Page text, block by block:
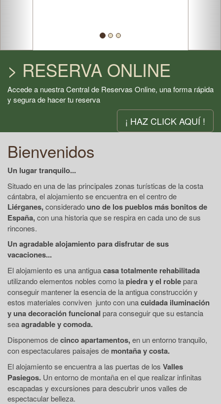
> RESERVA ONLINE
Accede a nuestra Central de Reservas Online, una forma rápida
y segura de hacer tu reserva
¡ HAZ CLICK AQUÍ !
Bienvenidos
Un lugar tranquilo...
Situado en una de las principales zonas turísticas de la costa
cántabra, el alojamiento se encuentra en el centro de
Liérganes,considerado uno de los pueblos más bonitos de
España,con una historia que se respira en cada uno de sus
rincones.
Un agradable alojamiento para disfrutar de sus
vacaciones...
El alojamiento es una antiguacasa totalmente rehabilitada
utilizando elementos nobles como la piedra y el roblepara
conseguir mantener la esencia de la antigua construcción y
estos materiales conviven junto con unacuidada iluminación
y una decoración funcional para conseguir que su estancia
seaagradable y comoda.
Disponemos decinco apartamentos,en un entorno tranquilo,
con espectaculares paisajes de montaña y costa.
El alojamiento se encuentra a las puertas de los Valles
Pasiegos. Un entorno de montaña en el que realizar infinitas
escapadas y excursiones para descubrir unos valles de
espectacular belleza.